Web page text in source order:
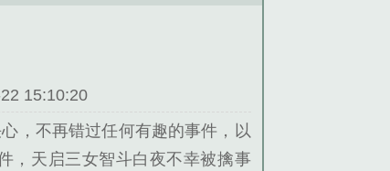
15:10:20
，不再错过任何有趣的事件，以
，天启三女智斗白夜不幸被擒事